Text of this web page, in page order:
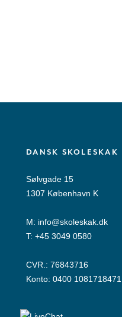
DANSK SKOLESKAK
Sølvgade 15
1307 København K
M: info@skoleskak.dk
T: +45 3049 0580
CVR.: 76843716
Konto: 0400 1081718471